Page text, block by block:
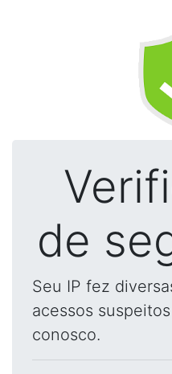
de
Seu IP fez
acessos
conosco.